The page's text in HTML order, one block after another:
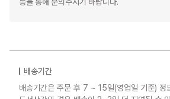
등을 통해 문의주시기 바랍니다.
배송기간
배송기간은 주문 후 7 ~ 15일(영업일 기준) 정